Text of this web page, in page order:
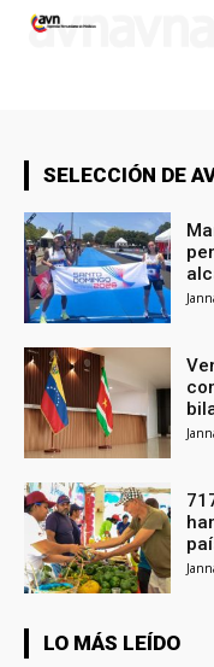
SELECCIÓN DE
LO MÁS LEÍDO